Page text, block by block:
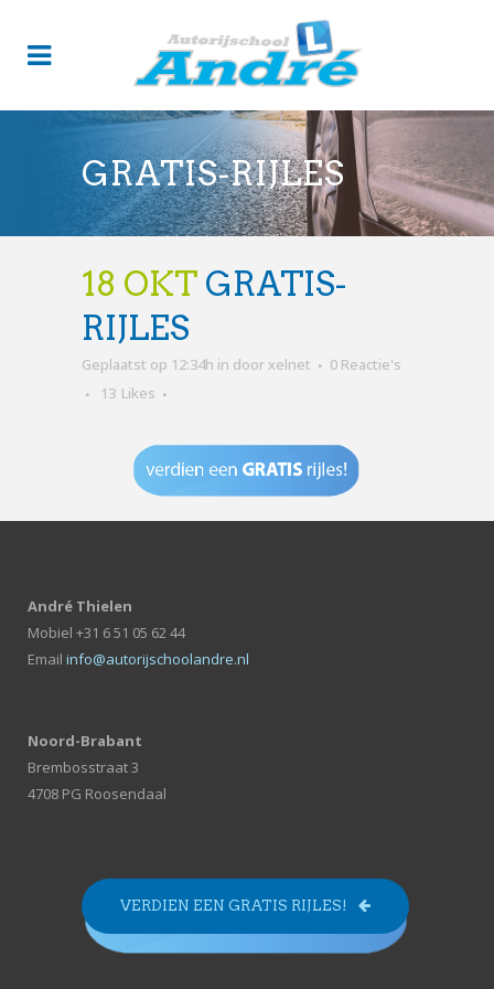
GRATIS-RIJLES
18 OKT GRATIS-
RIJLES
Geplaatst op 12:34h in doorxelnet
0 Reactie's
13 Likes
André Thielen
Mobiel +31 6 51 05 62 44
Email info@autorijschoolandre.nl
Noord-Brabant
Brembosstraat 3
4708 PG Roosendaal
VERDIEN EEN GRATIS RIJLES!